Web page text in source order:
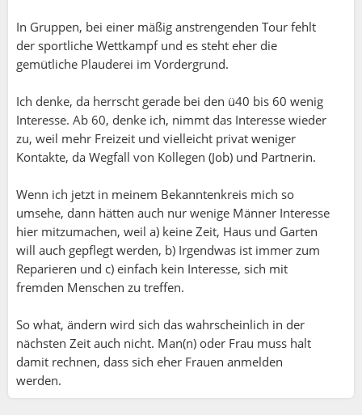
In Gruppen, bei einer mäßig anstrengenden Tour fehlt
der sportliche Wettkampf und es steht eher die
gemütliche Plauderei im Vordergrund.
Ich denke, da herrscht gerade bei den ü40 bis 60 wenig
Interesse. Ab 60, denke ich, nimmt das Interesse wieder
zu, weil mehr Freizeit und vielleicht privat weniger
Kontakte, da Wegfall von Kollegen (Job) und Partnerin.
Wenn ich jetzt in meinem Bekanntenkreis mich so
umsehe, dann hätten auch nur wenige Männer Interesse
hier mitzumachen, weil a) keine Zeit, Haus und Garten
will auch gepflegt werden, b) Irgendwas ist immer zum
Reparieren und c) einfach kein Interesse, sich mit
fremden Menschen zu treffen.
So what, ändern wird sich das wahrscheinlich in der
nächsten Zeit auch nicht. Man(n) oder Frau muss halt
damit rechnen, dass sich eher Frauen anmelden
werden.
Ich bin seit über 30 Jahren Tourenführer beim ÖAV
und vor ca. 7 Jahren hat es bei meinen
Führungstouren begonnen, daß mehr Frauen und z.t.
anderen Tourenführern in den div. Sektionen und
anderen Bergsteigervereinen ergangen.
Bei meinen 2 Gruppen auf FS/GE sind auch zumeist
80% Frauen dabei.
Warum das so ist, kann viele sehr unterschiedliche
Gründe haben - ein paar Gründe könnten diese sein:
1) Frauen sind singles und wollen aktiv vieles erleben
und machen.
2) Frauen sind geschieden und wollen das in ihrem
Leben realisieren, was in der Ehe nicht möglich war
Älteren sind, sind diese oft nicht mehr so fit, wie die
Frauen und deshalb gehen die Frauen dann alleine zu
den sportlichen Veranstaltungen, also die wie
Wandern & Bergsteigen, Skitouren gehen, aber auch
zu div. kulturellen Veranstaltungen etc.